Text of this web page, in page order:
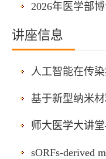
2026年医学部
讲座信息